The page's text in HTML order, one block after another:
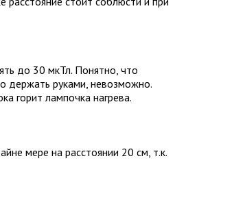
до 30 мкТл. Понятно, что
держать руками, невозможно.
горит лампочка нагрева.
мере на расстоянии 20 см, т.к.